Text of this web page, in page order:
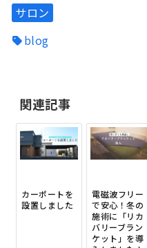
サロン
blog
関連記事
カーポートを
設置しました
電磁波フリー
で安心！冬の
施術に「リカ
バリーブラン
ケット」を導